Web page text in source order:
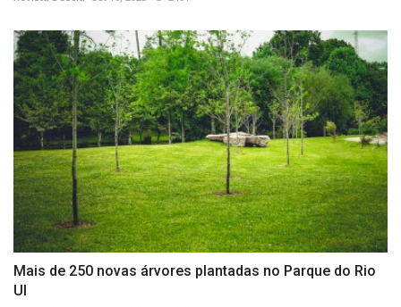
Mais de 250 novas árvores plantadas no Parque do Rio
Ul